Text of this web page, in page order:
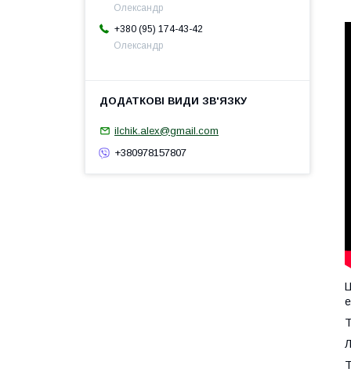
Олександр
+380 (95) 174-43-42
Олександр
ilchik.alex@gmail.com
+380978157807